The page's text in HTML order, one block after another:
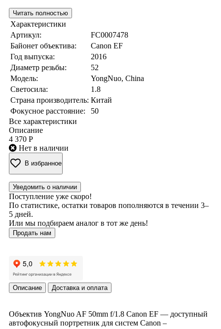
Читать полностью
Характеристики
Артикул:
FC0007478
Байонет объектива:
Canon EF
Год выпуска:
2016
Диаметр резьбы:
52
Модель:
YongNuo, China
Светосила:
1.8
Страна производитель: Китай
Фокусное расстояние:
50
Все характеристики
Описание
4 370 Р
Нет в наличии
В избранное
Уведомить о наличии
Поступление уже скоро!
По статистике, остатки товаров пополняются в течении 3–
5 дней.
Или мы подбираем аналог в тот же день!
Продать нам
Описание Доставка и оплата
Объектив YongNuo AF 50mm f/1.8 Canon EF — доступный
автофокусный портретник для систем Canon –